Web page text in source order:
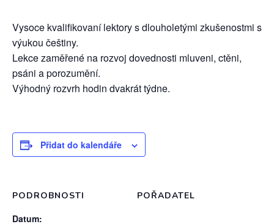
Vysoce kvalifikovaní lektory s dlouholetými zkušenostmi s
výukou češtiny.
Lekce zaměřené na rozvoj dovednosti mluveni, ctěni,
psáni a porozumění.
Výhodný rozvrh hodin dvakrát týdne.
Přidat do kalendáře
PODROBNOSTI
Datum:
POŘADATEL